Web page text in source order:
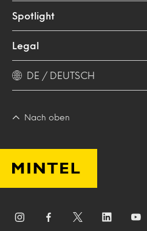
Spotlight
Legal
DE / DEUTSCH
Nach oben